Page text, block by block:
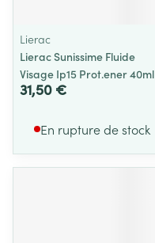
Lierac
Lierac Sunissime Fluide
Visage Ip15 Prot.ener 40ml
31,50 €
En rupture de stock